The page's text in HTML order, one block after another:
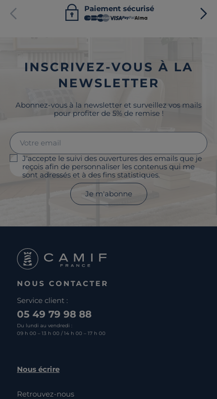
Paiement sécurisé
INSCRIVEZ-VOUS À LA
NEWSLETTER
Abonnez-vous à la newsletter et surveillez vos mails
pour profiter de 5% de remise !
J'accepte le suivi des ouvertures des emails que je
reçois afin de personnaliser les contenus qui me
sont adressés et à des fins statistiques.
Je m'abonne
NOUS CONTACTER
Service client :
05 49 79 98 88
Du lundi au vendredi :
09 h 00 – 13 h 00 / 14 h 00 – 17 h 00
Nous écrire
Retrouvez-nous